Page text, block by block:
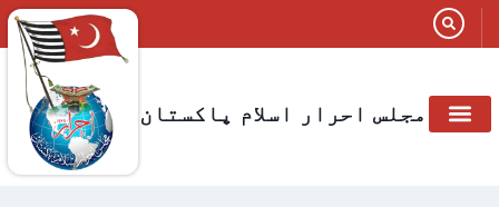
مجلس احرار اسلام پاکستان